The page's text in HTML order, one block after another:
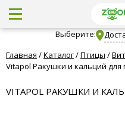
Выберите:
Главная /Каталог/Птицы /
Vitapol Ракушки и кальций для
VITAPOL РАКУШКИ И